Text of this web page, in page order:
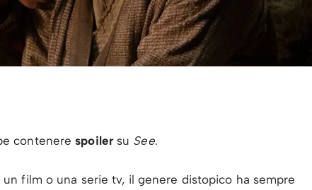
contenerespoiler su See.
film o una serie tv, il genere distopico ha sempre